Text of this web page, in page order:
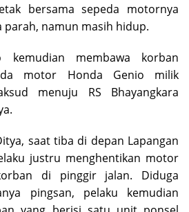
bersama sepeda motornya
parah, namun masih hidup.
kemudian membawa korban
motor Honda Genio milik
menuju RS Bhayangkara
saat tiba di depan Lapangan
justru menghentikan motor
di pinggir jalan. Diduga
pingsan, pelaku kemudian